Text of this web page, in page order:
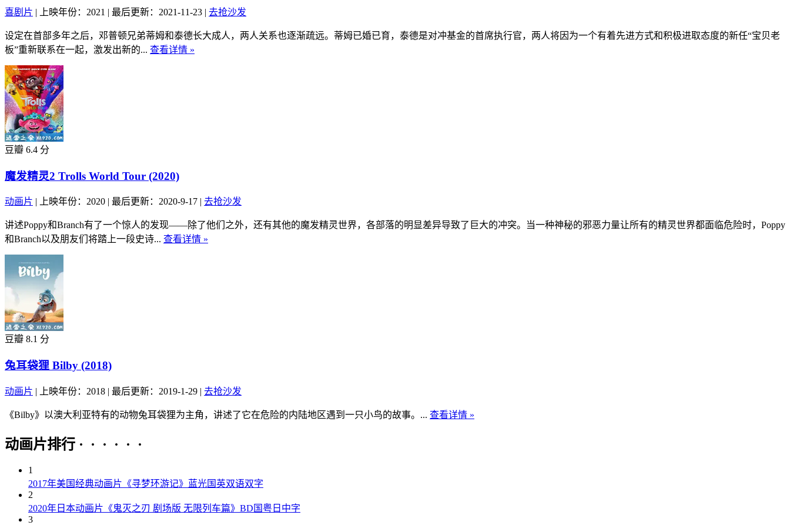
喜剧片 | 上映年份：2021 | 最后更新：2021-11-23 | 去抢沙发
设定在首部多年之后，邓普顿兄弟蒂姆和泰德长大成人，两人关系也逐渐疏远。蒂姆已婚已育，泰德是对冲基金的首席执行官，两人将因为一个有着先进方式和积极进取态度的新任“宝贝老
板”重新联系在一起，激发出新的... 查看详情 »
豆瓣 6.4 分
魔发精灵2 Trolls World Tour (2020)
动画片 | 上映年份：2020 | 最后更新：2020-9-17 | 去抢沙发
讲述Poppy和Branch有了一个惊人的发现——除了他们之外，还有其他的魔发精灵世界，各部落的明显差异导致了巨大的冲突。当一种神秘的邪恶力量让所有的精灵世界都面临危险时，Poppy
和Branch以及朋友们将踏上一段史诗... 查看详情 »
豆瓣 8.1 分
兔耳袋狸 Bilby (2018)
动画片 | 上映年份：2018 | 最后更新：2019-1-29 | 去抢沙发
《Bilby》以澳大利亚特有的动物兔耳袋狸为主角，讲述了它在危险的内陆地区遇到一只小鸟的故事。... 查看详情 »
动画片排行 · · · · · ·
1
2017年美国经典动画片《寻梦环游记》蓝光国英双语双字
2
2020年日本动画片《鬼灭之刃 剧场版 无限列车篇》BD国粤日中字
3